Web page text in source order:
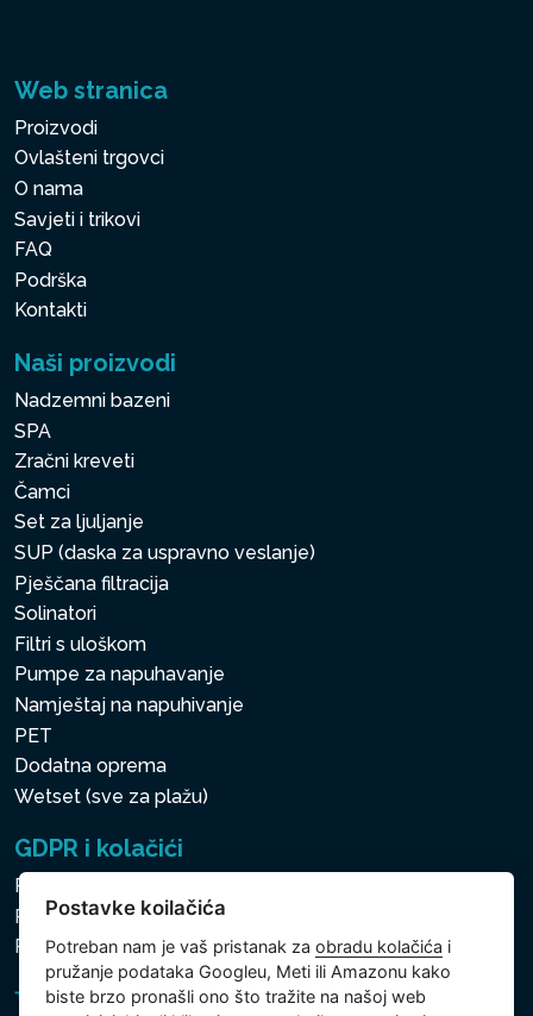
Web stranica
Proizvodi
Ovlašteni trgovci
O nama
Savjeti i trikovi
FAQ
Podrška
Kontakti
Naši proizvodi
Nadzemni bazeni
SPA
Zračni kreveti
Čamci
Set za ljuljanje
SUP (daska za uspravno veslanje)
Pješčana filtracija
Solinatori
Filtri s uloškom
Pumpe za napuhavanje
Namještaj na napuhivanje
PET
Dodatna oprema
Wetset (sve za plažu)
GDPR i kolačići
Pravila zaštite osobnih i drugih obrađivanih podataka
Politika kolačića
Postavke koilačića
Postavke koilačića
Potreban nam je vaš pristanak zaobradu kolačića i
pružanje podataka Googleu, Meti ili Amazonu kako
biste brzo pronašli ono što tražite na našoj web